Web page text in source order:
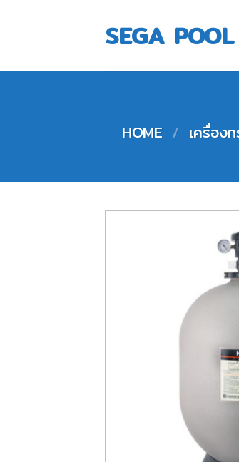
SEGA POOL
HOME / เครื่อง